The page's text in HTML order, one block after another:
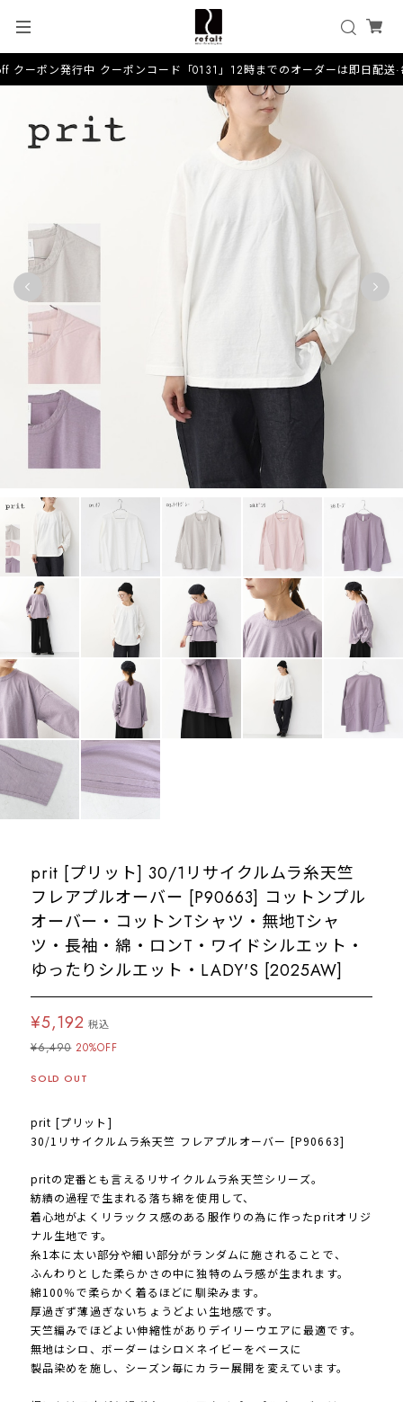
ーポン発行中 クーポンコード「0131」12時までのオーダーは即日配送
prit [プリット] 30/1リサイクルムラ糸天竺
フレアプルオーバー [P90663] コットンプル
オーバー・コットンTシャツ・無地Tシャ
ツ・長袖・綿・ロンT・ワイドシルエット・
ゆったりシルエット・LADY'S [2025AW]
¥5,192 税込
¥6,490 20%OFF
SOLD OUT
prit [プリット]
30/1リサイクルムラ糸天竺 フレアプルオーバー [P90663]
pritの定番とも言えるリサイクルムラ糸天竺シリーズ。
紡績の過程で生まれる落ち綿を使用して、
着心地がよくリラックス感のある服作りの為に作ったpritオリジ
ナル生地です。
糸1本に太い部分や細い部分がランダムに施されることで、
ふんわりとした柔らかさの中に独特のムラ感が生まれます。
綿100％で柔らかく着るほどに馴染みます。
厚過ぎず薄過ぎないちょうどよい生地感です。
天竺編みでほどよい伸縮性がありデイリーウエアに最適です。
無地はシロ、ボーダーはシロ×ネイビーをベースに
製品染めを施し、シーズン毎にカラー展開を変えています。